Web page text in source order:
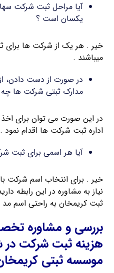
آیا مراحل ثبت شرکت
یکسان است ؟
خیر . هر یک از شرکت ها برای
میباشند .
در صورت از دست دادن،
مدارک ثبتی شرکت ها چه
در این صورت می توان برای
اداره ثبت شرکت ها اقدام نمود .
آیا هر اسمی برای ثبت
خیر . برای انتخاب اسم شرکت
نیاز به مشاوره در این رابطه
ثبت کریمخان به راحتی اسم
بررسی و مشاوره
هزینه ثبت شرکت
موسسه ثبتی